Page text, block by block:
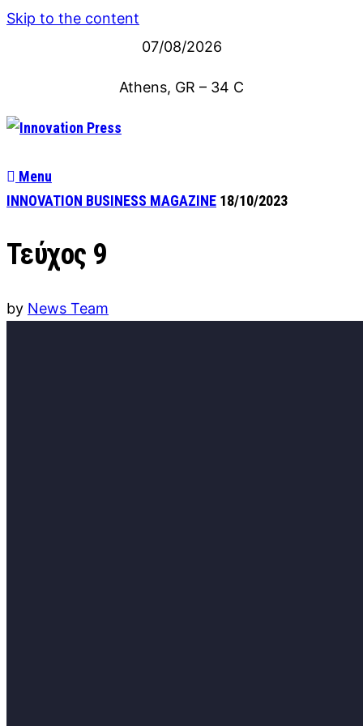
Skip to the content
07/08/2026
Athens, GR – 34 C
Menu
INNOVATION BUSINESS MAGAZINE 18/10/2023
Τεύχος 9
by News Team